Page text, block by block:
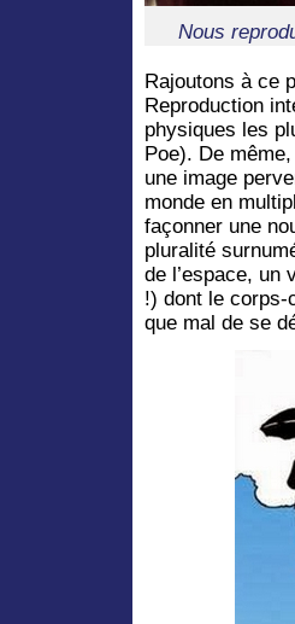
Nous
Rajoutons à ce
Reproduction
physiques les
Poe). De
une image
monde en
façonner une
pluralité
de l’espace, un
!) dont le corps-
que mal de se